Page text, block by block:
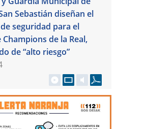
Sebastián diseñan el
seguridad para el
de la Real,
de “alto riesgo”